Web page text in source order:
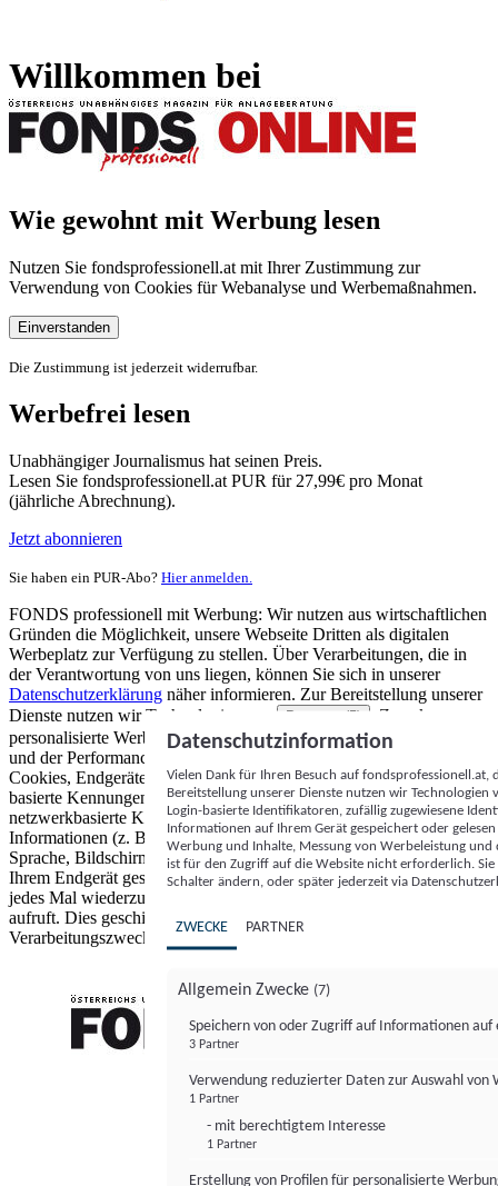
Willkommen bei
Wie gewohnt mit Werbung lesen
Nutzen Sie fondsprofessionell.at mit Ihrer Zustimmung zur
Verwendung von Cookies für Webanalyse und Werbemaßnahmen.
Einverstanden
Die Zustimmung ist jederzeit widerrufbar.
Werbefrei lesen
Unabhängiger Journalismus hat seinen Preis.
Lesen Sie fondsprofessionell.at PUR für 27,99€ pro Monat
(jährliche Abrechnung).
Jetzt abonnieren
Sie haben ein PUR-Abo? Hier anmelden.
FONDS professionell mit Werbung: Wir nutzen aus wirtschaftlichen
Gründen die Möglichkeit, unsere Webseite Dritten als digitalen
Werbeplatz zur Verfügung zu stellen. Über Verarbeitungen, die in
der Verantwortung von uns liegen, können Sie sich in unserer
Datenschutzerklärung näher informieren. Zur Bereitstellung unserer
Dienste nutzen wir Technologien von
Partnern (5)
. Zwecke:
personalisierte Werbung und Inhalte, Messung von Werbeleistung
und der Performance von Inhalten sowie Zielgruppenforschung.
Cookies, Endgeräte- oder ähnliche Online-Kennungen (z. B. login-
basierte Kennungen, zufällig generierte Kennungen,
netzwerkbasierte Kennungen) können zusammen mit anderen
Informationen (z. B. Browsertyp und Browserinformationen,
Sprache, Bildschirmgröße, unterstützte Technologien usw.) auf
Ihrem Endgerät gespeichert oder von dort ausgelesen werden, um es
jedes Mal wiederzuerkennen, wenn es eine App oder einer Webseite
aufruft. Dies geschieht für einen oder mehrere der hier aufgeführten
Verarbeitungszwecke.
Datenschutzinformation
Vielen Dank für Ihren Besuch auf
Bereitstellung unserer Dienste nutzen wir Technologien
Login-basierte Identifikatoren, zufällig zugewiesene
Informationen auf Ihrem Gerät gespeichert oder
Werbung und Inhalte, Messung von Werbeleistung
ist für den Zugriff auf die Website nicht erforderlich.
Schalter ändern, oder später jederzeit via
ZWECKE PARTNER
Allgemein Zwecke (7)
Speichern von oder Zugriff auf Informationen auf
3 Partner
Verwendung reduzierter Daten zur Auswahl von
1 Partner
- mit berechtigtem Interesse
1 Partner
Erstellung von Profilen für personalisierte
FONDS professionell